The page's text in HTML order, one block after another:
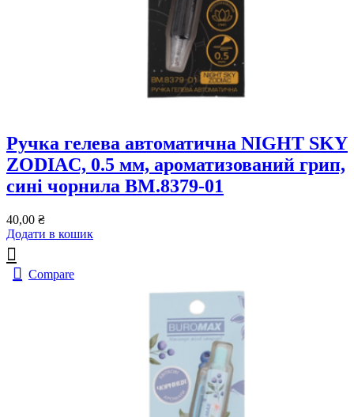
Ручка гелева автоматична NIGHT SKY
ZODIAC, 0.5 мм, ароматизований грип,
сині чорнила BM.8379-01
40,00 ₴
Додати в кошик
Compare